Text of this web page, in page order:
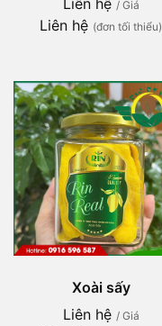
Liên hệ / Giá
Liên hệ (đơn tối thiểu)
Xoài sấy
Liên hệ / Giá